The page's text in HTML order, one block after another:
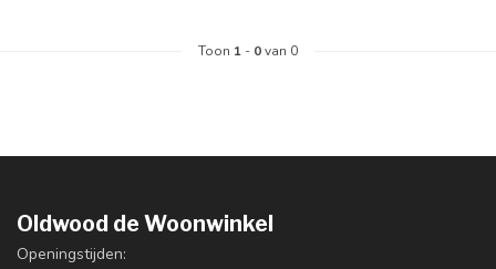
Toon 1 - 0van 0
Oldwood de Woonwinkel
Openingstijden: